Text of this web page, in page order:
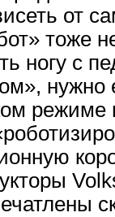
от
тоже
ногу с
режиме